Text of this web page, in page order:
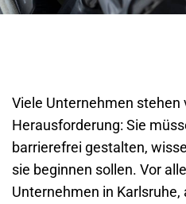
Viele Unternehmen stehen
Herausforderung: Sie
barrierefrei gestalten,
sie beginnen sollen. Vor
Unternehmen in Karlsruhe,